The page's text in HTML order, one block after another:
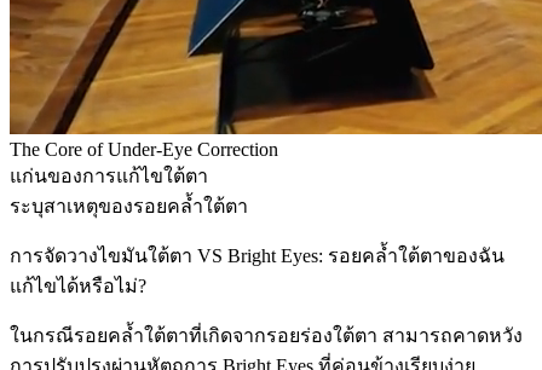
The Core of Under-Eye Correction
แก่นของการแก้ไขใต้ตา
ระบุสาเหตุของรอยคล้ำใต้ตา
การจัดวางไขมันใต้ตา VS Bright Eyes: รอยคล้ำใต้ตาของฉัน
แก้ไขได้หรือไม่?
ในกรณีรอยคล้ำใต้ตาที่เกิดจากรอยร่องใต้ตา สามารถคาดหวัง